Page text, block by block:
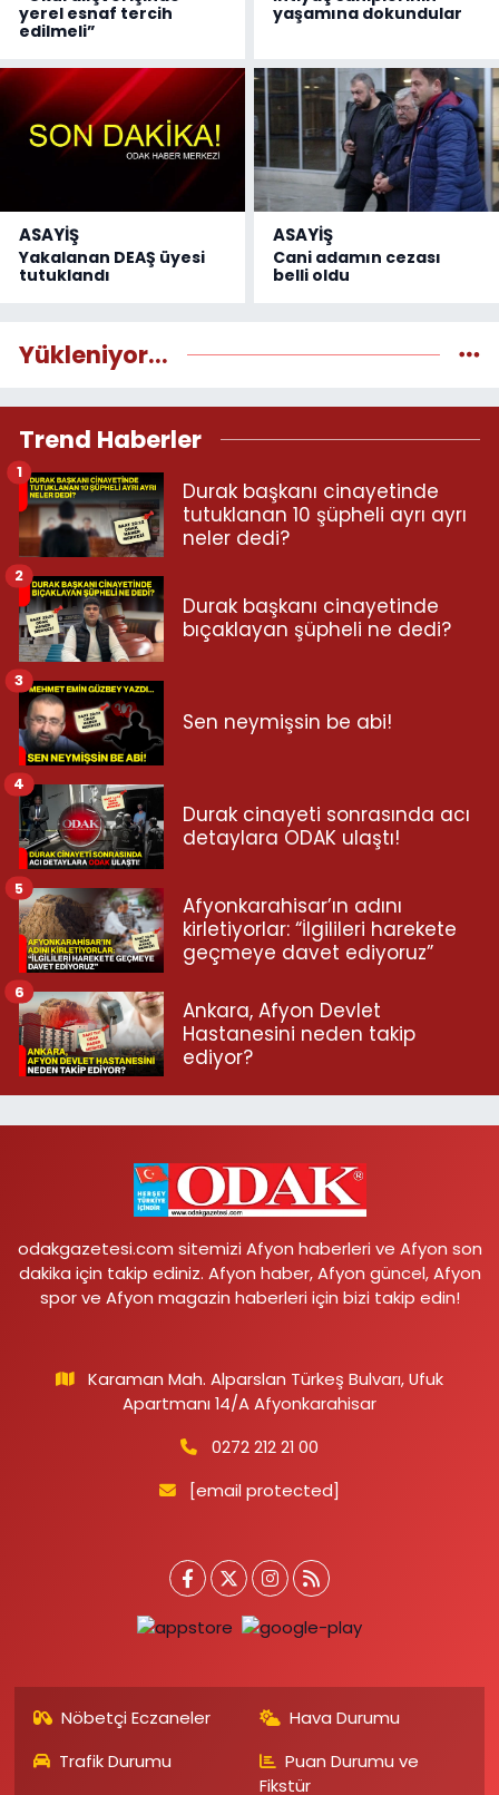
yerel esnaf tercih
edilmeli”
yaşamına dokundular
ASAYİŞ
Yakalanan DEAŞ üyesi
tutuklandı
ASAYİŞ
Cani adamın cezası
belli oldu
Yükleniyor...
Trend Haberler
Durak başkanı cinayetinde
tutuklanan 10 şüpheli ayrı ayrı
neler dedi?
1
Durak başkanı cinayetinde
bıçaklayan şüpheli ne dedi?
2
Sen neymişsin be abi!
3
Durak cinayeti sonrasında acı
detaylara ODAK ulaştı!
4
Afyonkarahisar’ın adını
kirletiyorlar: “İlgilileri harekete
geçmeye davet ediyoruz”
5
Ankara, Afyon Devlet
Hastanesini neden takip
ediyor?
6
odakgazetesi.com sitemizi Afyon haberleri ve Afyon son
dakika için takip ediniz. Afyon haber, Afyon güncel, Afyon
spor ve Afyon magazin haberleri için bizi takip edin!
Karaman Mah. Alparslan Türkeş Bulvarı, Ufuk
Apartmanı 14/A Afyonkarahisar
0272 212 21 00
[email protected]
Nöbetçi Eczaneler
Hava Durumu
Trafik Durumu
Puan Durumu ve
Fikstür